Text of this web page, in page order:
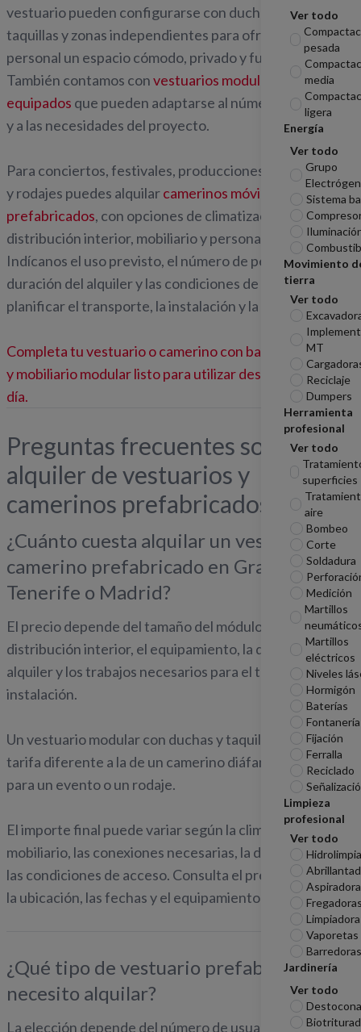
Ver todo
pesada
media
ligera
Energía
Ver todo
Grupo
Sistema
Movimiento
tierra
Ver todo
MT
Reciclaje
Dumpers
Herramienta
profesional
Ver todo
superficies
aire
Bombeo
Corte
Soldadura
Medición
Martillos
Martillos
eléctricos
Niveles
Hormigón
Baterías
Fontanería
Fijación
Ferralla
Reciclado
Limpieza
profesional
Ver todo
Vaporetas
Jardinería
Ver todo
vestuario pueden configurarse con duchas, bancos,
taquillas y zonas independientes para ofrecer al
personal un espacio cómodo, privado y funcional.
También contamos convestuarios modulares
equipados que pueden adaptarse al número de usuarios
y a las necesidades del proyecto.
Para conciertos, festivales, producciones audiovisuales
y rodajes puedes alquilarcamerinos móviles y
prefabricados, con opciones de climatización,
distribución interior, mobiliario y personalización.
Indícanos el uso previsto, el número de personas, la
duración del alquiler y las condiciones de acceso para
planificar el transporte, la instalación y la recogida.
Completa tu vestuario o camerino con bancos, taquillas
y mobiliario modular listo para utilizar desde el primer
día.
Preguntas frecuentes sobre el
alquiler de vestuarios y
camerinos prefabricados
¿Cuánto cuesta alquilar un vestuario o
camerino prefabricado en Gran Canaria,
Tenerife o Madrid?
El precio depende del tamaño del módulo, la
distribución interior, el equipamiento, la duración del
alquiler y los trabajos necesarios para el transporte y la
instalación.
Un vestuario modular con duchas y taquillas tendrá una
tarifa diferente a la de un camerino diáfano equipado
para un evento o un rodaje.
El importe final puede variar según la climatización, el
mobiliario, las conexiones necesarias, la disponibilidad y
las condiciones de acceso. Consulta el precio indicando
la ubicación, las fechas y el equipamiento que necesitas.
¿Qué tipo de vestuario prefabricado
necesito alquilar?
La elección depende del número de usuarios, el tipo de